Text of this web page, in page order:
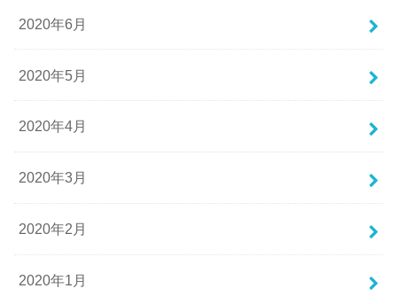
2020年6月
2020年5月
2020年4月
2020年3月
2020年2月
2020年1月